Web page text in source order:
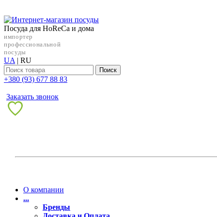
Посуда для HoReCa и дома
импортер
профессиональной
посуды
UA | RU
Поиск
+38‎0 (93) 677 88 83
Заказать звонок
О компании
...
Бренды